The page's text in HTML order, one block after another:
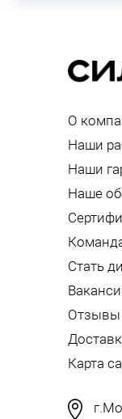
О
Наши
Наши
Наше
Стать
Отзывы
Карта